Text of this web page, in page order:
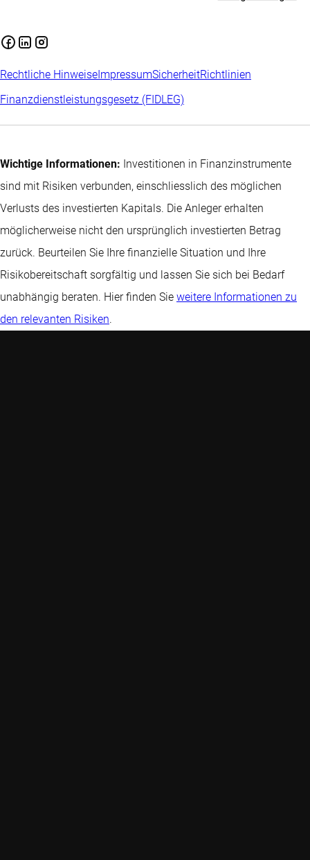
Rechtliche HinweiseImpressumSicherheitRichtlinien
Finanzdienstleistungsgesetz (FIDLEG)
Wichtige Informationen: Investitionen in Finanzinstrumente
sind mit Risiken verbunden, einschliesslich des möglichen
Verlusts des investierten Kapitals. Die Anleger erhalten
möglicherweise nicht den ursprünglich investierten Betrag
zurück. Beurteilen Sie Ihre finanzielle Situation und Ihre
Risikobereitschaft sorgfältig und lassen Sie sich bei Bedarf
unabhängig beraten. Hier finden Sie weitere Informationen zu
den relevanten Risiken.